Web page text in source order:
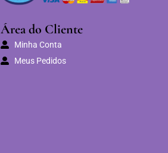
Área do Cliente
Minha Conta
Meus Pedidos